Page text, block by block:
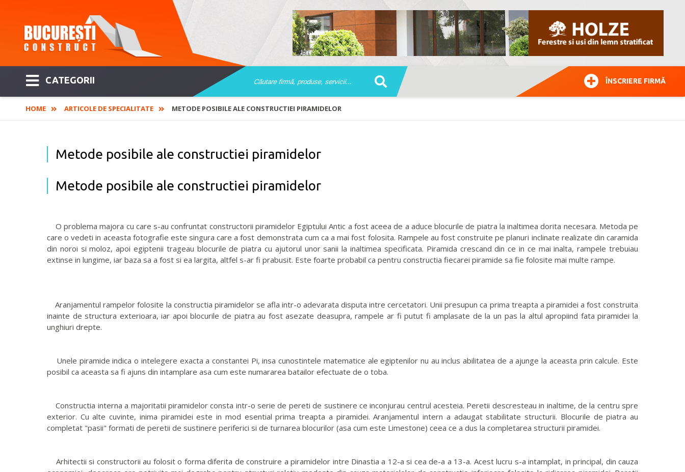
CATEGORII ÎNSCRIERE FIRMĂ
HOME ARTICOLE DE SPECIALITATE METODE POSIBILE ALE CONSTRUCTIEI PIRAMIDELOR
Metode posibile ale constructiei piramidelor
Metode posibile ale constructiei piramidelor
O problema majora cu care s-au confruntat constructorii piramidelor Egiptului Antic a fost aceea de a aduce blocurile de piatra la inaltimea dorita necesara. Metoda pe
care o vedeti in aceasta fotografie este singura care a fost demonstrata cum ca a mai fost folosita. Rampele au fost construite pe planuri inclinate realizate din caramida
din noroi si moloz, apoi egiptenii trageau blocurile de piatra cu ajutorul unor sanii la inaltimea specificata. Piramida crescand din ce in ce mai inalta, rampele trebuiau
extinse in lungime, iar baza sa a fost si ea largita, altfel s-ar fi prabusit. Este foarte probabil ca pentru constructia fiecarei piramide sa fie folosite mai multe rampe.
Aranjamentul rampelor folosite la constructia piramidelor se afla intr-o adevarata disputa intre cercetatori. Unii presupun ca prima treapta a piramidei a fost construita
inainte de structura exterioara, iar apoi blocurile de piatra au fost asezate deasupra, rampele ar fi putut fi amplasate de la un pas la altul apropiind fata piramidei la
unghiuri drepte.
Unele piramide indica o intelegere exacta a constantei Pi, insa cunostintele matematice ale egiptenilor nu au inclus abilitatea de a ajunge la aceasta prin calcule. Este
posibil ca aceasta sa fi ajuns din intamplare asa cum este numararea batailor efectuate de o toba.
Constructia interna a majoritatii piramidelor consta intr-o serie de pereti de sustinere ce inconjurau centrul acesteia. Peretii descresteau in inaltime, de la centru spre
exterior. Cu alte cuvinte, inima piramidei este in mod esential prima treapta a piramidei. Aranjamentul intern a adaugat stabilitate structurii. Blocurile de piatra au
completat "pasii" formati de peretii de sustinere periferici si de turnarea blocurilor (asa cum este Limestone) ceea ce a dus la completarea structurii piramidei.
Arhitectii si constructorii au folosit o forma diferita de construire a piramidelor intre Dinastia a 12-a si cea de-a a 13-a. Acest lucru s-a intamplat, in principal, din cauza